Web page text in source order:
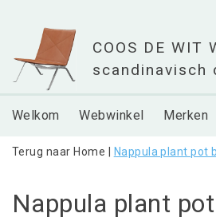
Welkom Webwinkel Merken
Terug naar Home Nappula plant pot
Nappula plant